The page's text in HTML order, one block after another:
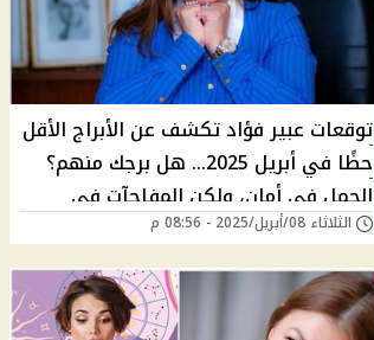
توقعات عبير فؤاد تكشف عن الأبراج الأقل
حظًا في أبريل 2025... هل برجك منهم؟
الحمل في أمان، ولكن المفاجآت في
انتظار غيره
الثلاثاء 08/أبريل/2025 - 08:56 م